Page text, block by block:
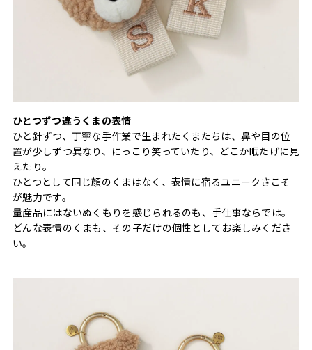
ひとつずつ違うくまの表情
ひと針ずつ、丁寧な手作業で生まれたくまたちは、鼻や目の位
置が少しずつ異なり、にっこり笑っていたり、どこか眠たげに見
えたり。
ひとつとして同じ顔のくまはなく、表情に宿るユニークさこそ
が魅力です。
量産品にはないぬくもりを感じられるのも、手仕事ならでは。
どんな表情のくまも、その子だけの個性としてお楽しみくださ
い。